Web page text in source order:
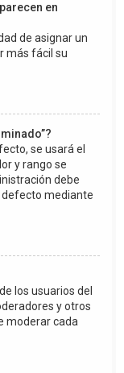
en
de asignar un
más fácil su
se usará el
y rango se
debe
defecto mediante
los usuarios del
y otros
moderar cada